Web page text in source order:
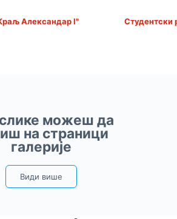
Александар I" Студентски
можеш да
на страници
галерије
Види више